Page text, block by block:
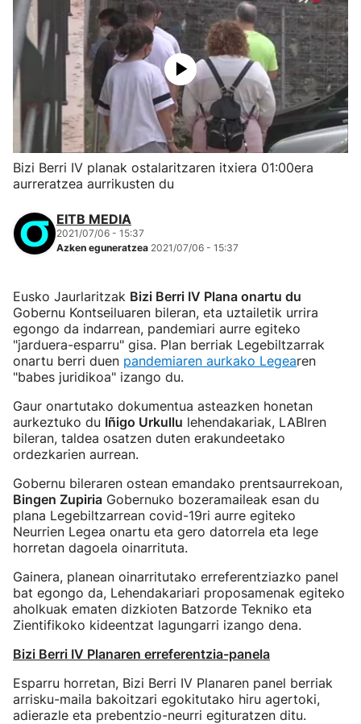
Bizi Berri IV planak ostalaritzaren itxiera 01:00era
aurreratzea aurrikusten du
EITB MEDIA
2021/07/06 - 15:37
Azken eguneratzea 2021/07/06 - 15:37
Eusko Jaurlaritzak Bizi Berri IV Plana onartu du
Gobernu Kontseiluaren bileran, eta uztailetik urrira
egongo da indarrean, pandemiari aurre egiteko
"jarduera-esparru" gisa. Plan berriak Legebiltzarrak
onartu berri duen pandemiaren aurkako Legearen
"babes juridikoa" izango du.
Gaur onartutako dokumentua asteazken honetan
aurkeztuko du Iñigo Urkullu lehendakariak, LABIren
bileran, taldea osatzen duten erakundeetako
ordezkarien aurrean.
Gobernu bileraren ostean emandako prentsaurrekoan,
Bingen Zupiria Gobernuko bozeramaileak esan du
plana Legebiltzarrean covid-19ri aurre egiteko
Neurrien Legea onartu eta gero datorrela eta lege
horretan dagoela oinarrituta.
Gainera, planean oinarritutako erreferentziazko panel
bat egongo da, Lehendakariari proposamenak egiteko
aholkuak ematen dizkioten Batzorde Tekniko eta
Zientifikoko kideentzat lagungarri izango dena.
Bizi Berri IV Planaren erreferentzia-panela
Esparru horretan, Bizi Berri IV Planaren panel berriak
arrisku-maila bakoitzari egokitutako hiru agertoki,
adierazle eta prebentzio-neurri egituratzen ditu.